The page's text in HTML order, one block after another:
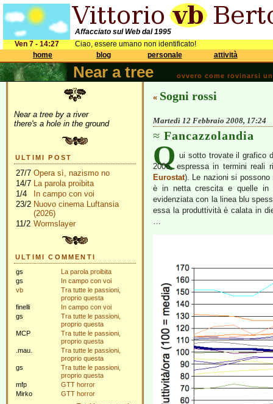
Affacciato sul Web dal 1995
Ven 7 - 14:27
Ciao, essere umano non identificato!
home
blog personale attività
Near a tree ovvero come rovinarsi
Near a tree by a river
there's a hole in the ground
ULTIMI POST
27/7 Opera sì, nazismo no
14/7 La parola proibita
1/4
In campo con voi
23/2 Nuovo cinema Luftansia
(2026)
11/2 Wormslayer
ULTIMI COMMENTI
gs
La parola proibita
gs
In campo con voi
vb
Tra tutte le passioni,
proprio questa
finelli
In campo con voi
gs
Tra tutte le passioni,
proprio questa
MCP
Tra tutte le passioni,
proprio questa
.mau.
Tra tutte le passioni,
proprio questa
gs
Tra tutte le passioni,
proprio questa
mfp
GTT horror
Mirko
GTT horror
« Sogni rossi
Martedì 12 Febbraio 2008, 17:24
Fancazzolandia
Q ui sotto trovate il grafico
2006, espressa in termini reali
Eurostat). Le nazioni si possono
è in netta crescita e quelle in
evidenziata con la linea blu
essa la produttività è calata in
…